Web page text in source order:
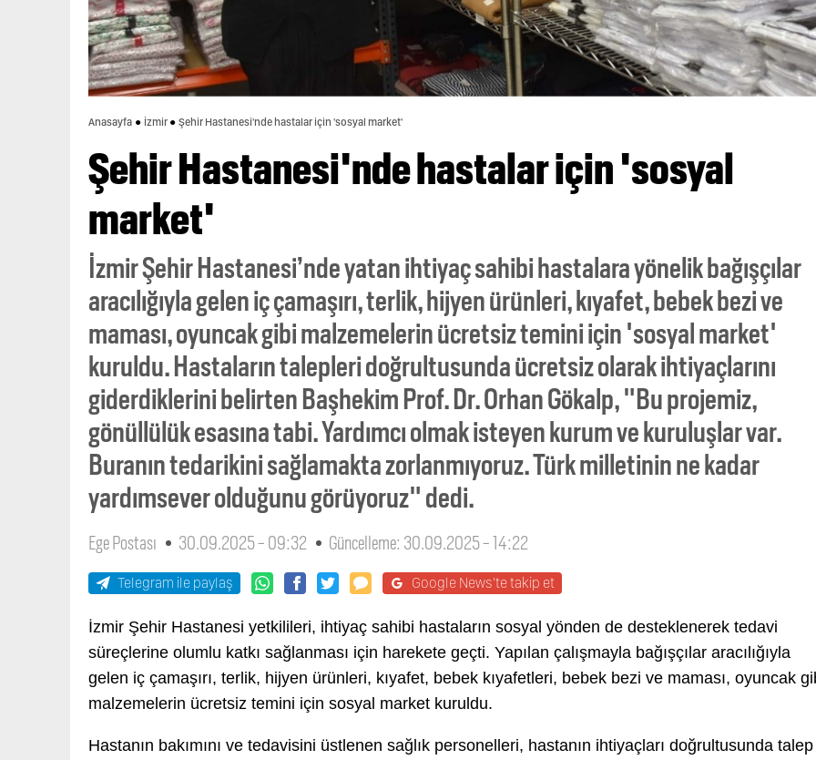
Anasayfa İzmir Şehir Hastanesi'nde hastalar için 'sosyal market'
Şehir Hastanesi'nde hastalar için 'sosyal
market'
İzmir Şehir Hastanesi’nde yatan ihtiyaç sahibi hastalara yönelik bağışçılar
aracılığıyla gelen iç çamaşırı, terlik, hijyen ürünleri, kıyafet, bebek bezi ve
maması, oyuncak gibi malzemelerin ücretsiz temini için 'sosyal market'
kuruldu. Hastaların talepleri doğrultusunda ücretsiz olarak ihtiyaçlarını
giderdiklerini belirten Başhekim Prof. Dr. Orhan Gökalp, "Bu projemiz,
gönüllülük esasına tabi. Yardımcı olmak isteyen kurum ve kuruluşlar var.
Buranın tedarikini sağlamakta zorlanmıyoruz. Türk milletinin ne kadar
yardımsever olduğunu görüyoruz" dedi.
Ege Postası 30.09.2025 - 09:32 Güncelleme: 30.09.2025 - 14:22
Telegram ile paylaş Google News'te takip et
İzmir Şehir Hastanesi yetkilileri, ihtiyaç sahibi hastaların sosyal yönden de desteklenerek tedavi
süreçlerine olumlu katkı sağlanması için harekete geçti. Yapılan çalışmayla bağışçılar aracılığıyla
gelen iç çamaşırı, terlik, hijyen ürünleri, kıyafet, bebek kıyafetleri, bebek bezi ve maması, oyuncak
malzemelerin ücretsiz temini için sosyal market kuruldu.
Hastanın bakımını ve tedavisini üstlenen sağlık personelleri, hastanın ihtiyaçları doğrultusunda talep